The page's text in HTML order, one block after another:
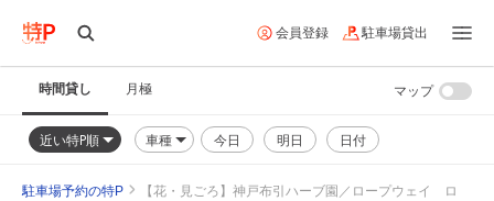
会員登録 駐車場貸出
時間貸し 月極
近い特P順 車種 今日 明日 日付
マップ
駐車場予約の特P
【花・見ごろ】神戸布引ハーブ園／ロープウェイ ロ